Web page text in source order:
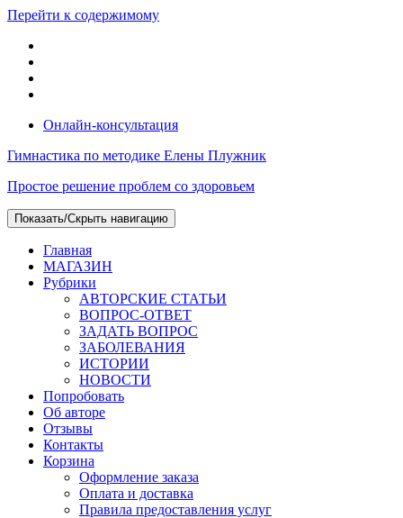
Перейти к содержимому
Онлайн-консультация
Гимнастика по методике Елены Плужник
Простое решение проблем со здоровьем
Показать/Скрыть навигацию
Главная
МАГАЗИН
Рубрики
АВТОРСКИЕ СТАТЬИ
ВОПРОС-ОТВЕТ
ЗАДАТЬ ВОПРОС
ЗАБОЛЕВАНИЯ
ИСТОРИИ
НОВОСТИ
Попробовать
Об авторе
Отзывы
Контакты
Корзина
Оформление заказа
Оплата и доставка
Правила предоставления услуг